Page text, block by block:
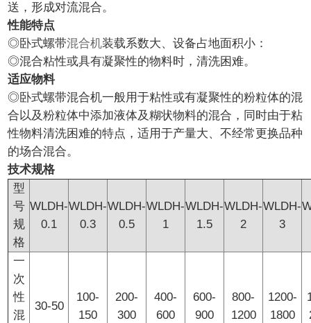
送，形成对流混合。
性能特点
◎卧式螺带混合机装载系数大、设备占地面积小：
◎混合粘性或具有凝聚性的物料时，清洗困难。
适应物料
◎卧式螺带混合机一般用于粘性或有凝聚性的粉粒体的混
合以及粉粒体中添加液体及糊状物料的混合，同时由于粘
性物料清洗困难的特点，适用于产量大、不经常更换品种
的场合混合。
技术规格
型
号
规
格
WLDH-
0.1
WLDH-
0.3
WLDH-
0.5
WLDH-
1
WLDH-
1.5
WLDH-
2
WLDH-
3
一
次
性
混
30-50
100-
150
200-
300
400-
600
600-
900
800-
1200
1200-
1800